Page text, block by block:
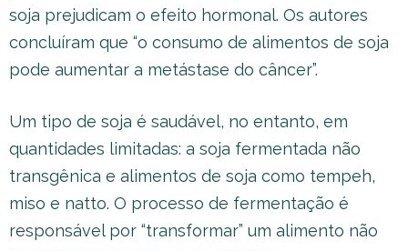
soja prejudicam o efeito hormonal. Os autores
concluíram que “o consumo de alimentos de soja
pode aumentar a metástase do câncer”.
Um tipo de soja é saudável, no entanto, em
quantidades limitadas: a soja fermentada não
transgênica e alimentos de soja como tempeh,
miso e natto. O processo de fermentação é
responsável por “transformar” um alimento não